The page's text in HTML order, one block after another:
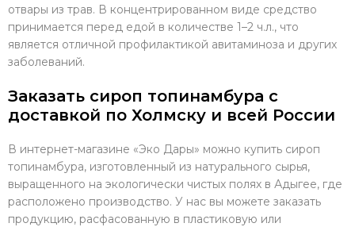
отвары из трав. В концентрированном виде средство
принимается перед едой в количестве 1–2 ч.л., что
является отличной профилактикой авитаминоза и других
заболеваний.
Заказать сироп топинамбура с
доставкой по Холмску и всей России
В интернет-магазине «Эко Дары» можно купить сироп
топинамбура, изготовленный из натурального сырья,
выращенного на экологически чистых полях в Адыгее, где
расположено производство. У нас вы можете заказать
продукцию, расфасованную в пластиковую или